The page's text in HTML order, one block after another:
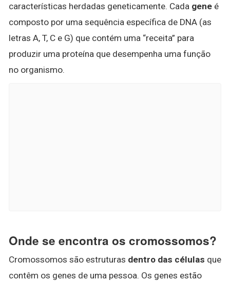
características herdadas geneticamente. Cada gene é
composto por uma sequência específica de DNA (as
letras A, T, C e G) que contém uma “receita” para
produzir uma proteína que desempenha uma função
no organismo.
Onde se encontra os cromossomos?
Cromossomos são estruturas dentro das células que
contêm os genes de uma pessoa. Os genes estão